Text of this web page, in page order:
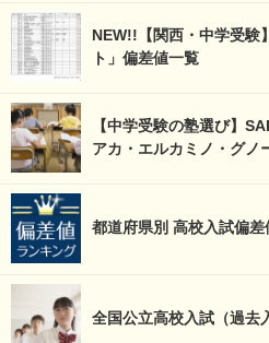
NEW!!【関西・中学受験
ト」偏差値一覧
【中学受験の塾選び】
アカ・エルカミノ・グノ
都道府県別 高校入試偏
全国公立高校入試（過去